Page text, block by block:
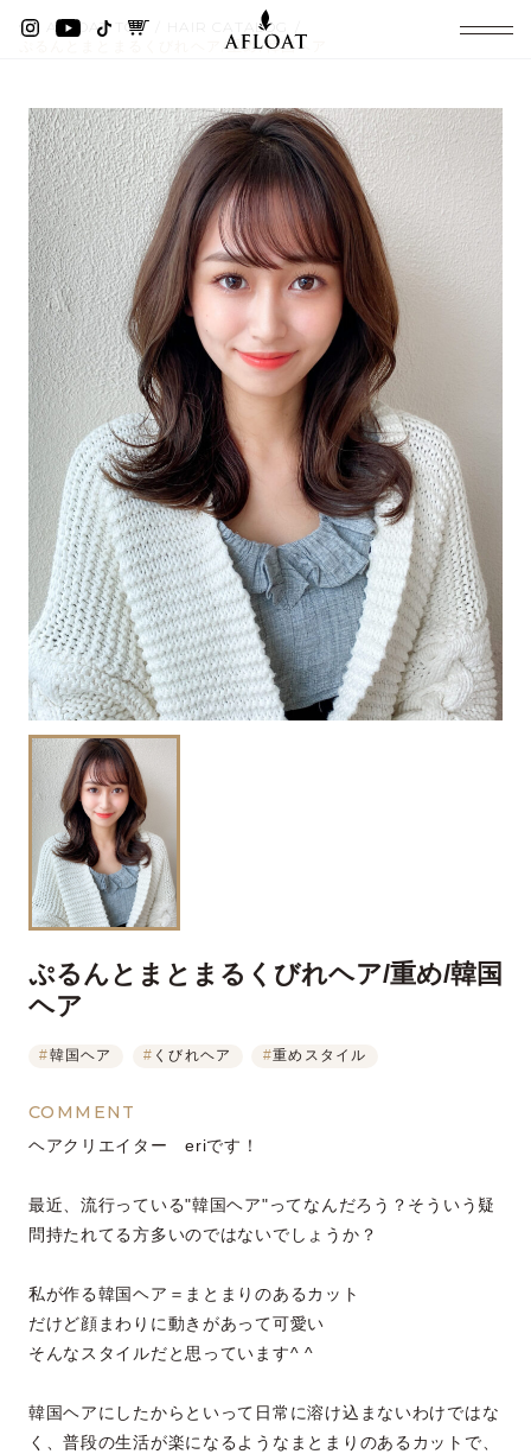
AFLOAT TOP
HAIR CATALOG
ぷるんとまとまるくびれヘア/重め/韓国ヘア
ぷるんとまとまるくびれヘア/重め/韓国
ヘア
#韓国ヘア # くびれヘア #重めスタイル
COMMENT
ヘアクリエイター eriです！
最近、流行っている"韓国ヘア"ってなんだろう？そういう疑
問持たれてる方多いのではないでしょうか？
私が作る韓国ヘア＝まとまりのあるカット
だけど顔まわりに動きがあって可愛い
そんなスタイルだと思っています^ ^
韓国ヘアにしたからといって日常に溶け込まないわけではな
く、普段の生活が楽になるようなまとまりのあるカットで、